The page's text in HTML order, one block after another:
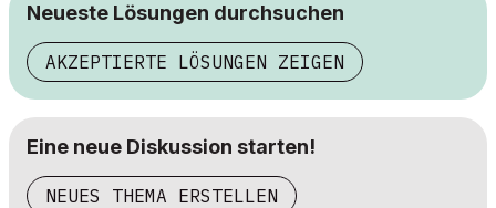
Neueste Lösungen durchsuchen
AKZEPTIERTE LÖSUNGEN ZEIGEN
Eine neue Diskussion starten!
NEUES THEMA ERSTELLEN